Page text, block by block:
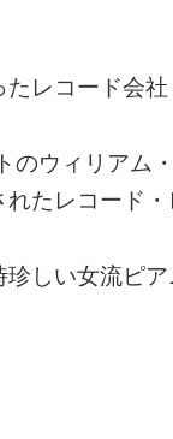
レコード会社
のウィリアム
たレコード・
しい女流ピ